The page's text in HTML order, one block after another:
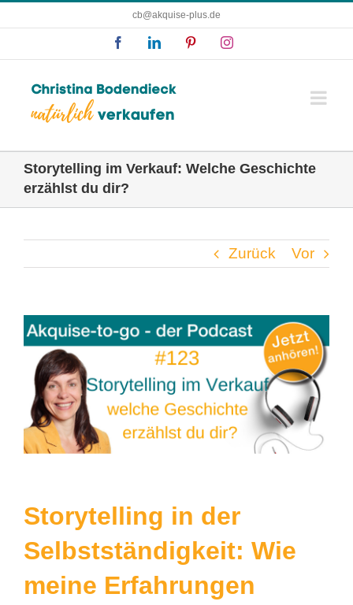
cb@akquise-plus.de
FacebookLinkedIn PinterestInstagram
Storytelling im Verkauf: Welche Geschichte
erzählst du dir?
Zurück Vor
Zeige
grösseres
Bild
Storytelling in der
Selbstständigkeit: Wie
meine Erfahrungen